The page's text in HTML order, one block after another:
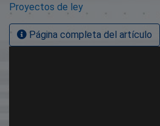
Proyectos de ley
Página completa del artículo